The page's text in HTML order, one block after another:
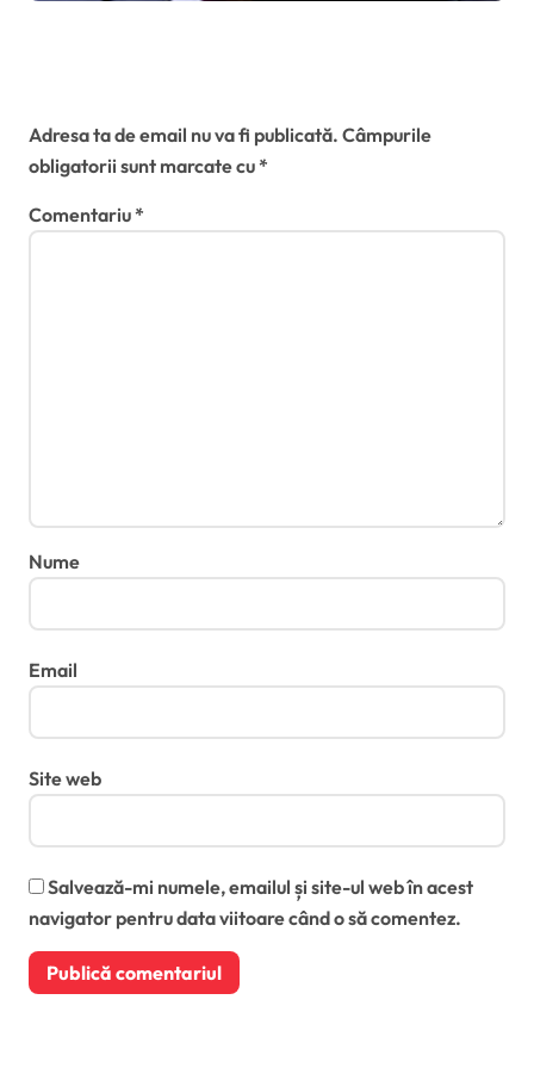
Adresa ta de email nu va fi publicată. Câmpurile
obligatorii sunt marcate cu*
Comentariu*
Nume
Email
Site web
Salvează-mi numele, emailul și site-ul web în acest
navigator pentru data viitoare când o să comentez.